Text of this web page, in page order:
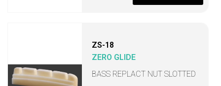
ZS-18
ZERO GLIDE
BASS REPLACT NUT SLOTTED